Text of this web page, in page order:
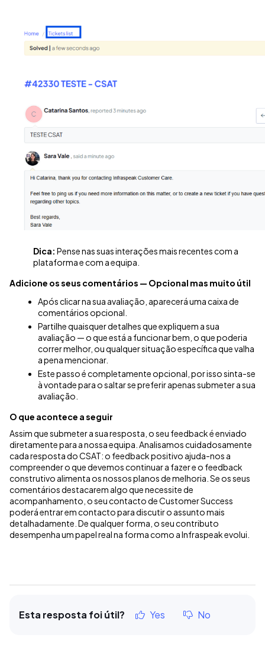
Dica: Pense nas suas interações mais recentes com a
plataforma e com a equipa
Adicione os seus comentários — Opcional mas muito útil
Após clicar na sua avaliação, aparecerá uma caixa de
comentários opcional
Partilhe quaisquer detalhes que expliquem a sua
avaliação — o que está a funcionar bem, o que poderia
correr melhor, ou qualquer situação específica que valha
a pena mencionar.
Este passo é completamente opcional, por isso sinta-se
à vontade para o saltar se preferir apenas submeter a sua
avaliação
O que acontece a seguir
Assim que submeter a sua resposta, o seu feedback é enviado
diretamente para a nossa equipa . Analisamos cuidadosamente
cada resposta do CSAT: o feedback positivo ajuda-nos a
compreender o que devemos continuar a fazer e o feedback
construtivo alimenta os nossos planos de melhoria . Se os seus
comentários destacarem algo que necessite de
acompanhamento, o seu contacto de Customer Success
poderá entrar em contacto para discutir o assunto mais
detalhadamente . De qualquer forma, o seu contributo
desempenha um papel real na forma como a Infraspeak evolui
Esta resposta foi útil? Yes No